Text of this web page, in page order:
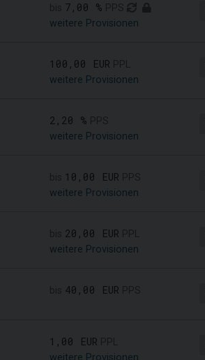
7,00 %
weitere Provisionen
100,00 EUR
weitere Provisionen
2,20 %
weitere Provisionen
10,00 EUR
weitere Provisionen
20,00 EUR
weitere Provisionen
40,00 EUR
1,00 EUR
weitere Provisionen